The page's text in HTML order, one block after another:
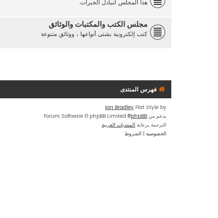
هذا المجلس لتبادل الخبرات.
مجلس الكتب والمكتبات والوثائق
كتب إلكترونية بشتى أنواعها ، ووثائق متنوعة
فهرس المنتدى
Flat Style by
Ian Bradley
بدعم من phpBB
® Forum Software © phpBB Limited
الترجمة برعاية المنتديات العربية
الخصوصية | الشروط